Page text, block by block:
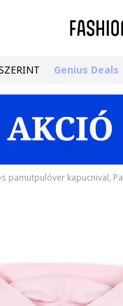
Genius Deals
pamutpulóver kapucnival,